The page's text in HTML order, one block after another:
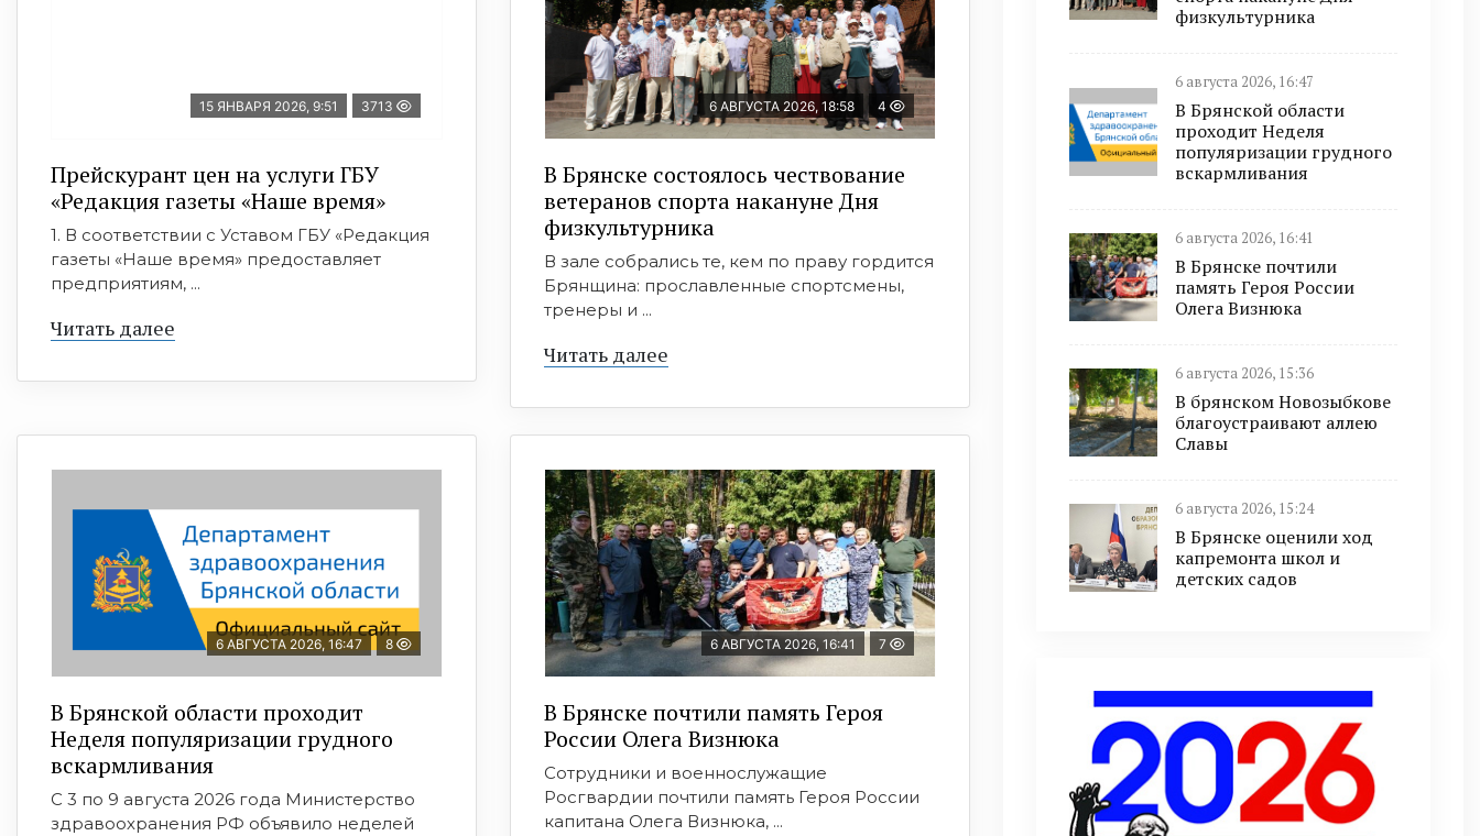
15 ЯНВАРЯ 2026, 9:51 3713
Прейскурант цен на услуги ГБУ
«Редакция газеты «Наше время»
1. В соответствии с Уставом ГБУ «Редакция
газеты «Наше время» предоставляет
предприятиям, ...
Читать далее
6 АВГУСТА 2026, 18:58 4
В Брянске состоялось чествование
ветеранов спорта накануне Дня
физкультурника
В зале собрались те, кем по праву гордится
Брянщина: прославленные спортсмены,
тренеры и ...
Читать далее
6 АВГУСТА 2026, 16:47 8
В Брянской области проходит
Неделя популяризации грудного
вскармливания
С 3 по 9 августа 2026 года Министерство
здравоохранения РФ объявило неделей
6 АВГУСТА 2026, 16:41 7
В Брянске почтили память Героя
России Олега Визнюка
Сотрудники и военнослужащие
Росгвардии почтили память Героя России
капитана Олега Визнюка, ...
физкультурника
6 августа 2026, 16:47
В Брянской области
проходит Неделя
популяризации грудного
вскармливания
6 августа 2026, 16:41
В Брянске почтили
память Героя России
Олега Визнюка
6 августа 2026, 15:36
В брянском Новозыбкове
благоустраивают аллею
Славы
6 августа 2026, 15:24
В Брянске оценили ход
капремонта школ и
детских садов